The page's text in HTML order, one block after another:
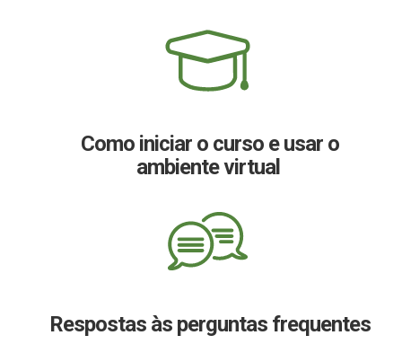
Como iniciar o curso e usar o
ambiente virtual
Respostas às perguntas frequentes